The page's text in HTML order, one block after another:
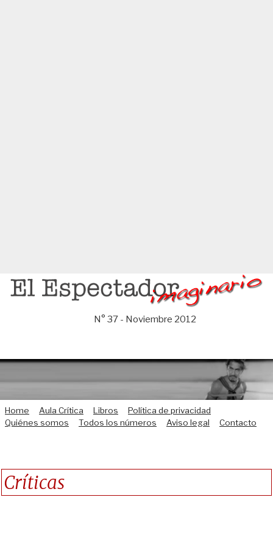
Saltar
N° 37 - Noviembre 2012
Home Aula Crítica Libros
Política de privacidad
Quiénes somos
Todos los números Aviso legal Contacto
Críticas